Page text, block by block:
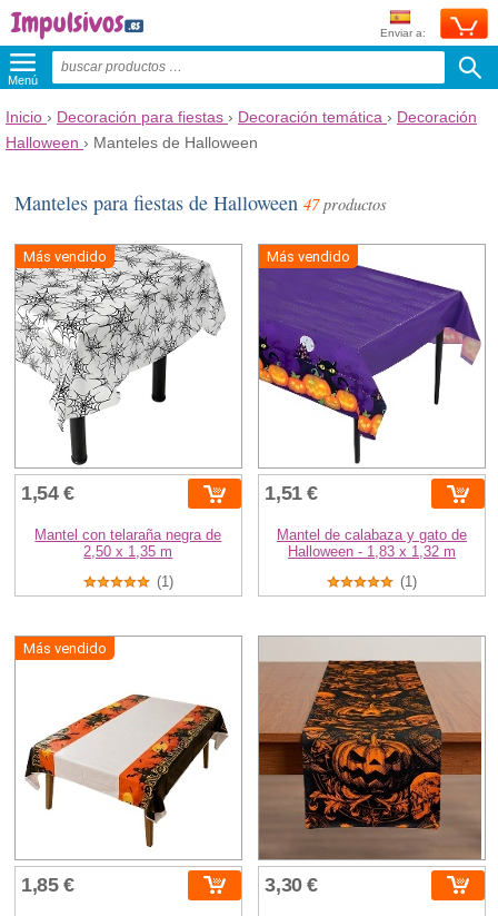
Enviar a:
Menú
Inicio › Decoración para fiestas › Decoración temática › Decoración
Halloween › Manteles de Halloween
Manteles para fiestas de Halloween47productos
Más vendido
1,54 €
Mantel con telaraña negra de
2,50 x 1,35 m
(1)
Más vendido
1,51 €
Mantel de calabaza y gato de
Halloween - 1,83 x 1,32 m
(1)
Más vendido
1,85 € 3,30 €